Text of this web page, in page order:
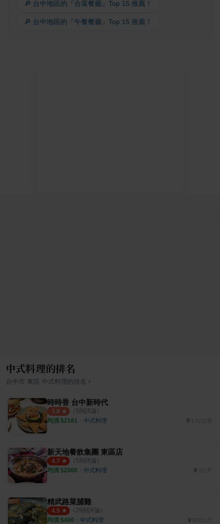
🔎 台中地區的『合菜餐廳』Top 15 推薦！
🔎 台中地區的『午餐餐廳』Top 15 推薦！
中式料理的排名
台中市 東區 中式料理 的排名 ›
時時香 台中新時代
3.8 （ 5則評論）
均消 $2181 ・ 中式料理 1.57公里
新天地餐飲集團 東區店
4.7 （ 5則評論）
均消 $2000 ・ 中式料理
精武路菜脯雞
4.5 （ 29則評論）
均消 $400 ・ 中式料理